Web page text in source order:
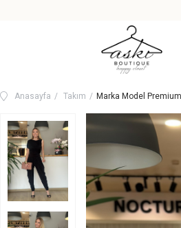
Anasayfa Takım Marka Model